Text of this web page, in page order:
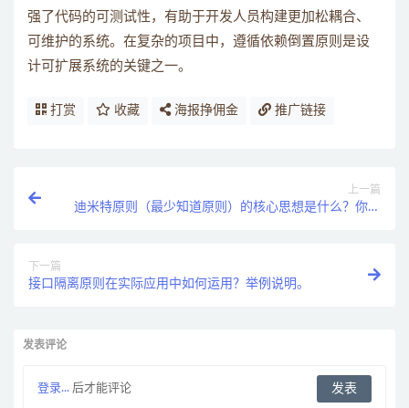
强了代码的可测试性，有助于开发人员构建更加松耦合、
可维护的系统。在复杂的项目中，遵循依赖倒置原则是设
计可扩展系统的关键之一。
打赏 收藏 海报挣佣金 推广链接
上一篇
迪米特原则（最少知道原则）的核心思想是什么？你如
下一篇
接口隔离原则在实际应用中如何运用？举例说明。
发表评论
登录... 后才能评论